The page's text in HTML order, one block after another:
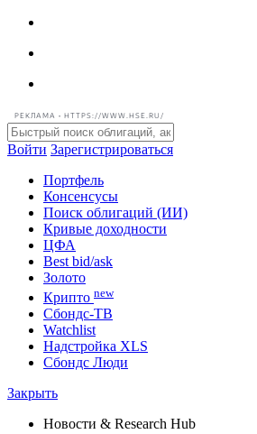
РЕКЛАМА • HTTPS://WWW.HSE.RU/
Войти Зарегистрироваться
Портфель
Консенсусы
Поиск облигаций (ИИ)
Кривые доходности
ЦФА
Best bid/ask
Золото
Крипто new
Watchlist
Сбондс Люди